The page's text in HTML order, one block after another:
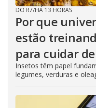
DO R7/HÁ 13 HORAS
Por que
estão
para cuidar
Insetos têm papel
legumes, verduras e